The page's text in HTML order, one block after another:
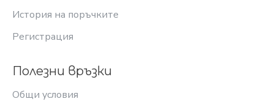
История на поръчките
Регистрация
Полезни връзки
Общи условия